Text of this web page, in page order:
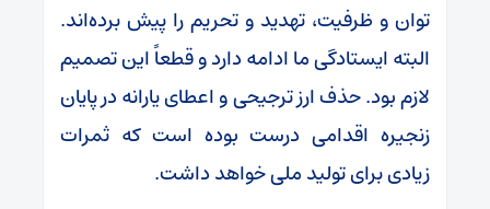
توان و ظرفیت، تهدید و تحریم را پیش برده‌اند.
البته ایستادگی ما ادامه دارد و قطعاً این تصمیم
لازم بود. حذف ارز ترجیحی و اعطای یارانه در پایان
زنجیره اقدامی درست بوده است که ثمرات
زیادی برای تولید ملی خواهد داشت.